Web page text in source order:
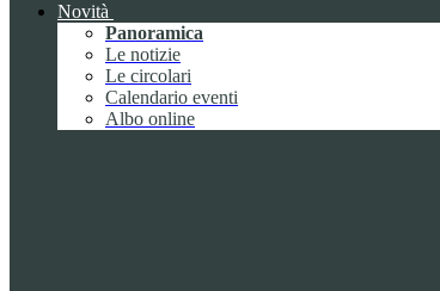
Novità
Panoramica
Le notizie
Le circolari
Calendario eventi
Albo online